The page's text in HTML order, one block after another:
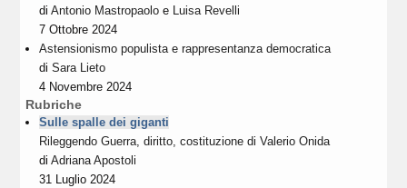
diAntonio Mastropaolo e Luisa Revelli
7 Ottobre 2024
Astensionismo populista e rappresentanza democratica
diSara Lieto
4 Novembre 2024
Rubriche
Sulle spalle dei giganti
Rileggendo Guerra, diritto, costituzione di Valerio Onida
diAdriana Apostoli
31 Luglio 2024